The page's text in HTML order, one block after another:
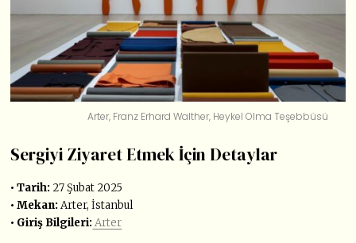
Arter, Franz Erhard Walther, Heykel Olma Teşebbüsü
Sergiyi Ziyaret Etmek İçin Detaylar
• Tarih: 27 Şubat 2025
• Mekan: Arter, İstanbul
• Giriş Bilgileri: Arter